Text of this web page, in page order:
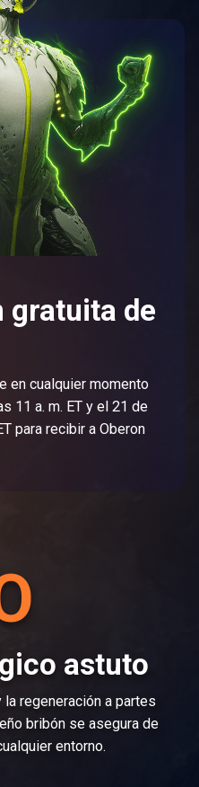
gratuita de
en cualquier momento
11 a. m. ET y el 21 de
para recibir a Oberon
astuto
regeneración a partes
bribón se asegura de
entorno.